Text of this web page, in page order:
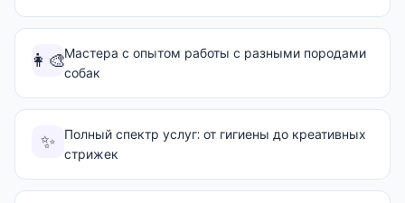
👩‍🎨Мастера с опытом работы с разными породами
собак
✨
Полный спектр услуг: от гигиены до креативных
стрижек